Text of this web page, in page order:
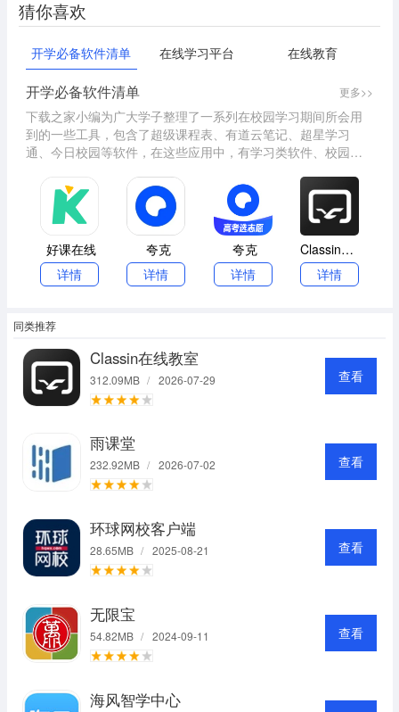
猜你喜欢
开学必备软件清单 在线学习平台 在线教育
开学必备软件清单 更多>>
下载之家小编为广大学子整理了一系列在校园学习期间所会用
到的一些工具，包含了超级课程表、有道云笔记、超星学习
通、今日校园等软件，在这些应用中，有学习类软件、校园生
软件来适应新学习环境，让我们看看开学必备工具有哪些?关注
本站帮您掌握开学必备工具最新动态，并提供同类型相关软件
或辅助工具的下载，让您的下载使用更加得心应手!
好课在线
详情
夸克
详情
夸克
详情
Classin在线教室
详情
同类推荐
Classin在线教室
312.09MB / 2026-07-29 查看
雨课堂
232.92MB / 2026-07-02 查看
环球网校客户端
28.65MB / 2025-08-21 查看
无限宝
54.82MB / 2024-09-11 查看
海风智学中心